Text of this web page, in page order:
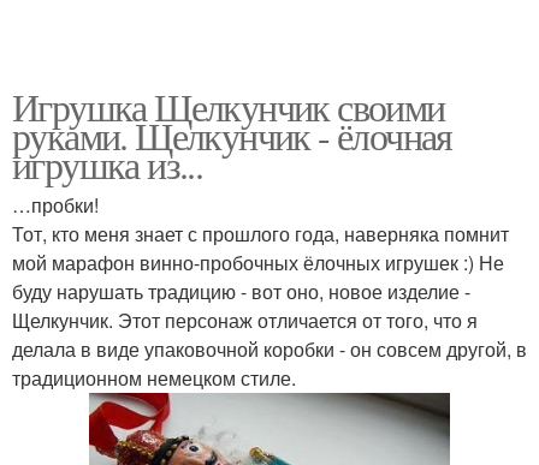
Игрушка Щелкунчик своими
руками. Щелкунчик - ёлочная
игрушка из...
…пробки!
Тот, кто меня знает с прошлого года, наверняка помнит
мой марафон винно-пробочных ёлочных игрушек :) Не
буду нарушать традицию - вот оно, новое изделие -
Щелкунчик. Этот персонаж отличается от того, что я
делала в виде упаковочной коробки - он совсем другой, в
традиционном немецком стиле.